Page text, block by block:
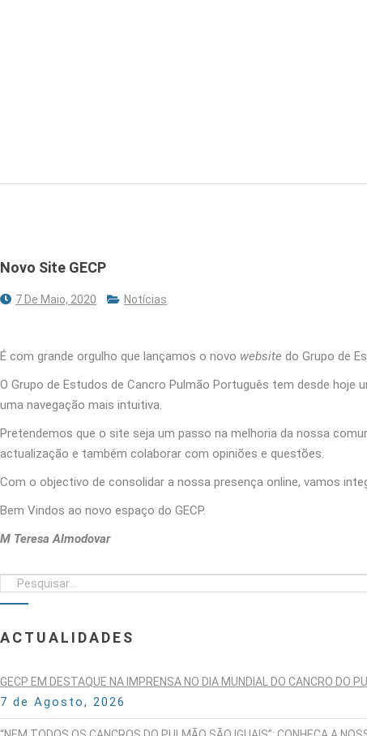
Novo Site GECP
7 De Maio, 2020 Notícias
É com grande orgulho que lançamos o novo website do Grupo de
O Grupo de Estudos de Cancro Pulmão Português tem desde hoje
uma navegação mais intuitiva.
Pretendemos que o site seja um passo na melhoria da nossa
actualização e também colaborar com opiniões e questões.
Com o objectivo de consolidar a nossa presença online, vamos
Bem Vindos ao novo espaço do GECP.
M Teresa Almodovar
ACTUALIDADES
GECP EM DESTAQUE NA IMPRENSA NO DIA MUNDIAL DO CANCRO DO
7 de Agosto, 2026